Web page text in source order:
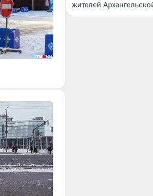
жителей